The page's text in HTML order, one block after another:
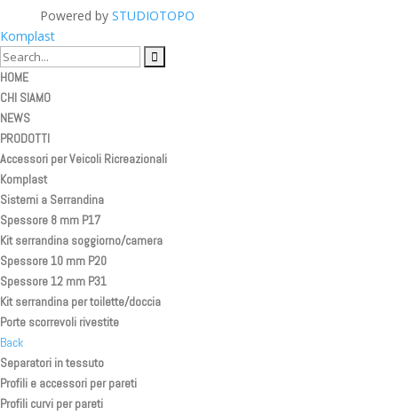
Powered by STUDIOTOPO
Komplast
HOME
CHI SIAMO
NEWS
PRODOTTI
Accessori per Veicoli Ricreazionali
Komplast
Sistemi a Serrandina
Spessore 8 mm P17
Kit serrandina soggiorno/camera
Spessore 10 mm P20
Spessore 12 mm P31
Kit serrandina per toilette/doccia
Porte scorrevoli rivestite
Back
Separatori in tessuto
Profili e accessori per pareti
Profili curvi per pareti